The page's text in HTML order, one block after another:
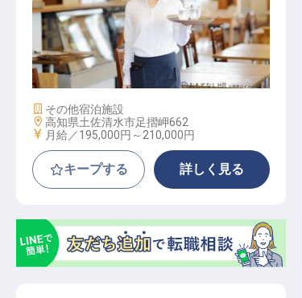
接客スタッフ
施設業態
その他宿泊施設
勤務地
高知県土佐清水市足摺岬662
給与
月給／195,000円～ 210,000円
キープする 詳しく見る